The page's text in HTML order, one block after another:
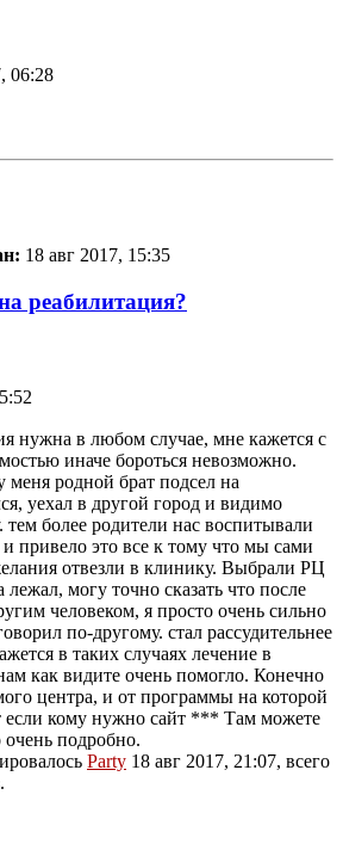
06:28
18 авг 2017, 15:35
реабилитация?
нужна в любом случае, мне кажется с
иначе бороться невозможно.
родной брат подсел на
уехал в другой город и видимо
тем более родители нас воспитывали
и привело это все к тому что мы сами
отвезли в клинику. Выбрали РЦ
могу точно сказать что после
человеком, я просто очень сильно
по-другому. стал рассудительнее
в таких случаях лечение в
как видите очень помогло. Конечно
центра, и от программы на которой
если кому нужно сайт *** Там можете
очень подробно.
Party 18 авг 2017, 21:07, всего